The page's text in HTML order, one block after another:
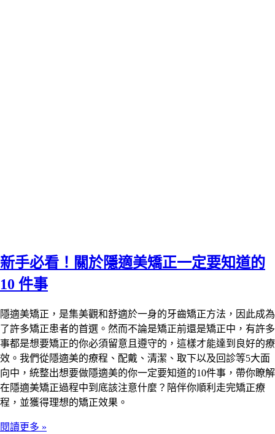
新手必看！關於隱適美矯正一定要知道的
10 件事
隱適美矯正，是集美觀和舒適於一身的牙齒矯正方法，因此成為
了許多矯正患者的首選。然而不論是矯正前還是矯正中，有許多
事都是想要矯正的你必須留意且遵守的，這樣才能達到良好的療
效。我們從隱適美的療程、配戴、清潔、取下以及回診等5大面
向中，統整出想要做隱適美的你一定要知道的10件事，帶你瞭解
在隱適美矯正過程中到底該注意什麼？陪伴你順利走完矯正療
程，並獲得理想的矯正效果。
閱讀更多 »